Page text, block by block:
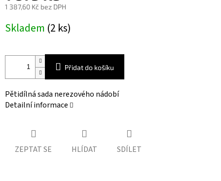
1 387,60 Kč bez DPH
cena:
Skladem (2 ks)
Přidat do košíku
Pětidílná sada nerezového nádobí
Detailní informace
ZEPTAT SE HLÍDAT SDÍLET